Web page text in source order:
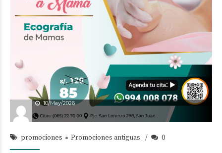
10/May/2026
promociones Promociones antiguas 0